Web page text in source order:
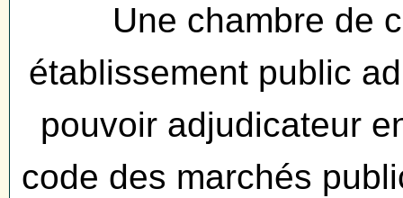
Une chambre de
établissement public
pouvoir adjudicateur
code des marchés